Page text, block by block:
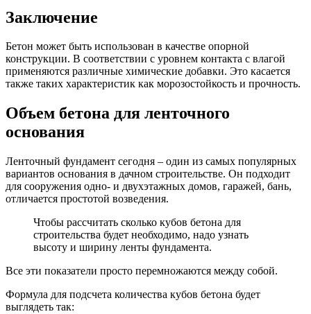
Заключение
Бетон может быть использован в качестве опорной
конструкции. В соответствии с уровнем контакта с влагой
применяются различные химические добавки. Это касается
также таких характеристик как морозостойкость и прочность.
Объем бетона для ленточного
основания
Ленточный фундамент сегодня – один из самых популярных
вариантов основания в дачном строительстве. Он подходит
для сооружения одно- и двухэтажных домов, гаражей, бань,
отличается простотой возведения.
Чтобы рассчитать сколько кубов бетона для
строительства будет необходимо, надо узнать
высоту и ширину ленты фундамента.
Все эти показатели просто перемножаются между собой.
Формула для подсчета количества кубов бетона будет
выглядеть так: